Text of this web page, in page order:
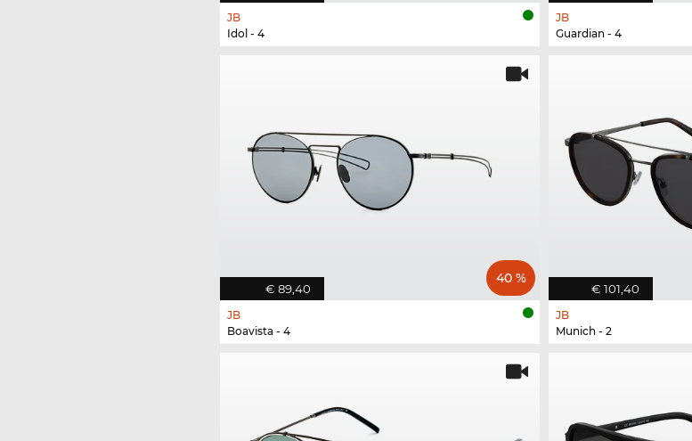
JB
Idol - 4
JB
Guardian - 4
€ 89,40
40 %
JB
Boavista - 4
€ 101,40
JB
Munich - 2